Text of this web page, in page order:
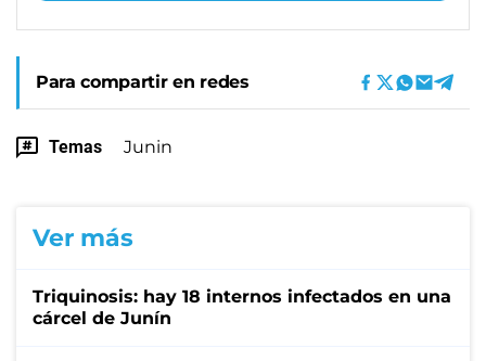
Para compartir en redes
Temas Junin
Ver más
Triquinosis: hay 18 internos infectados en una
cárcel de Junín